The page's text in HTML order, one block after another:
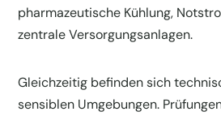
pharmazeutische Kühlung,
zentrale Versorgungsanlagen.
Gleichzeitig befinden sich
sensiblen Umgebungen.